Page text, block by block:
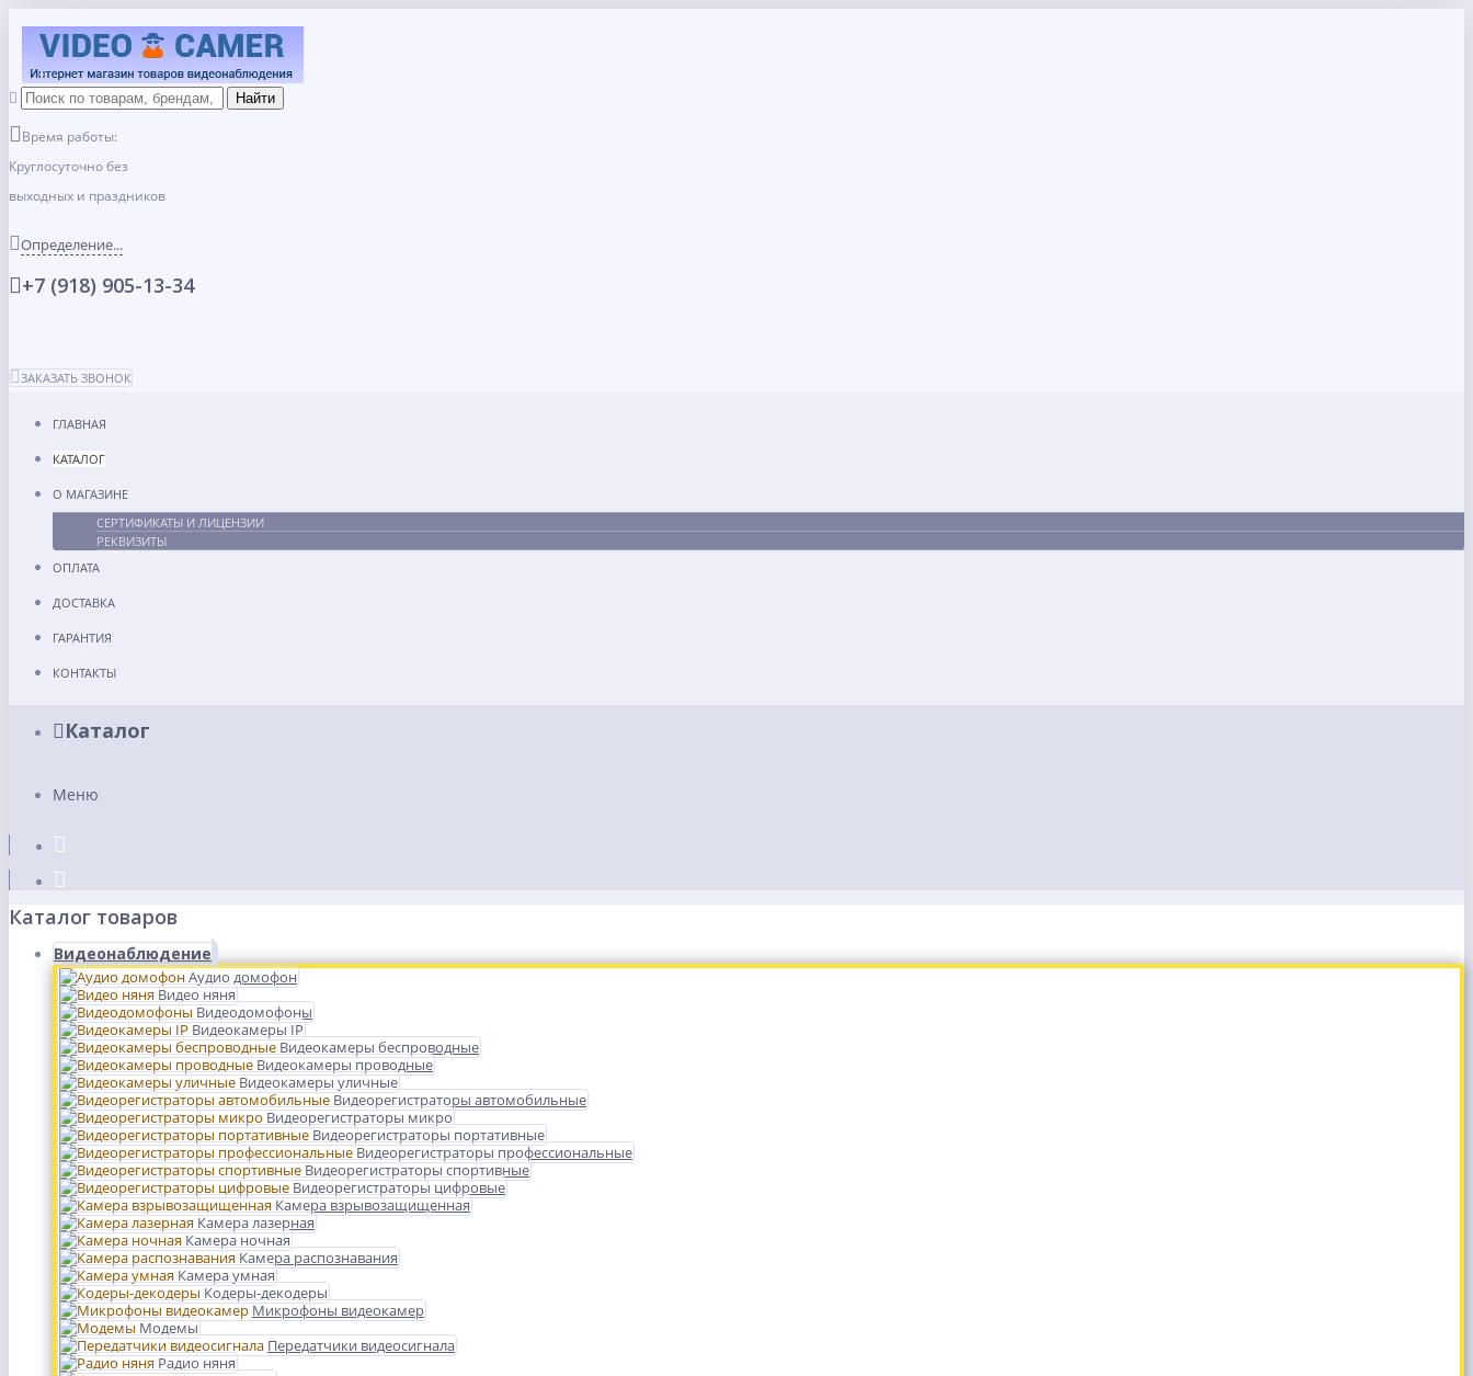
Время работы:
Круглосуточно без
выходных и праздников
Определение...
+7 (918) 905-13-34
ЗАКАЗАТЬ ЗВОНОК
ГЛАВНАЯ
КАТАЛОГ
О МАГАЗИНЕ
СЕРТИФИКАТЫ И ЛИЦЕНЗИИ
РЕКВИЗИТЫ
ОПЛАТА
ДОСТАВКА
ГАРАНТИЯ
КОНТАКТЫ
Каталог
Меню
Каталог товаров
Видеонаблюдение
Аудио домофон
Видео няня
Видеодомофоны
Видеокамеры IP
Видеокамеры беспроводные
Видеокамеры проводные
Видеокамеры уличные
Видеорегистраторы автомобильные
Видеорегистраторы микро
Видеорегистраторы портативные
Видеорегистраторы профессиональные
Видеорегистраторы спортивные
Видеорегистраторы цифровые
Камера взрывозащищенная
Камера лазерная
Камера ночная
Камера распознавания
Камера умная
Кодеры-декодеры
Микрофоны видеокамер
Модемы
Передатчики видеосигнала
Радио няня